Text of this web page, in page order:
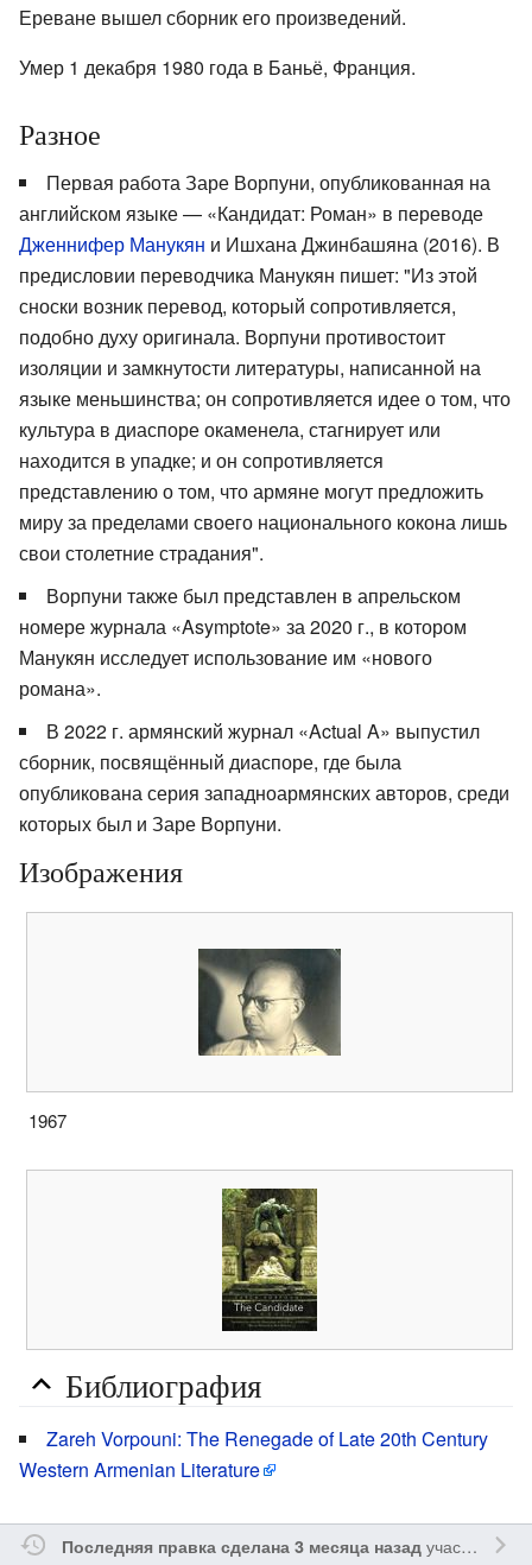
Ереване вышел сборник его произведений.
Умер 1 декабря 1980 года в Баньё, Франция.
Разное
Первая работа Заре Ворпуни, опубликованная на
английском языке — «Кандидат: Роман» в переводе
Дженнифер Манукян и Ишхана Джинбашяна (2016). В
предисловии переводчика Манукян пишет: "Из этой
сноски возник перевод, который сопротивляется,
подобно духу оригинала. Ворпуни противостоит
изоляции и замкнутости литературы, написанной на
языке меньшинства; он сопротивляется идее о том, что
культура в диаспоре окаменела, стагнирует или
находится в упадке; и он сопротивляется
представлению о том, что армяне могут предложить
миру за пределами своего национального кокона лишь
свои столетние страдания".
Ворпуни также был представлен в апрельском
номере журнала «Asymptote» за 2020 г., в котором
Манукян исследует использование им «нового
романа».
В 2022 г. армянский журнал «Actual A» выпустил
сборник, посвящённый диаспоре, где была
опубликована серия западноармянских авторов, среди
которых был и Заре Ворпуни.
Изображения
1967
Библиография
Zareh Vorpouni: The Renegade of Late 20th Century
Western Armenian Literature
Последняя правка сделана 3 месяца назадучастником